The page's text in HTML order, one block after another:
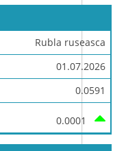
Rubla ruseasca
01.07.2026
0.0591
0.0001